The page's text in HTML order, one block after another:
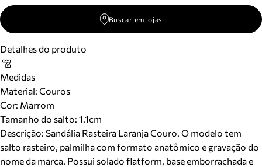
Buscar em lojas
Detalhes do produto
Medidas
Material: Couros
Cor: Marrom
Tamanho do salto: 1.1cm
Descrição: Sandália Rasteira Laranja Couro. O modelo tem
salto rasteiro, palmilha com formato anatômico e gravação do
nome da marca. Possui solado flatform, base emborrachada e